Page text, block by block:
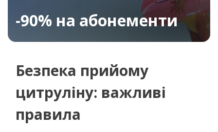
-90% на абонементи
Безпека прийому
цитруліну: важливі
правила